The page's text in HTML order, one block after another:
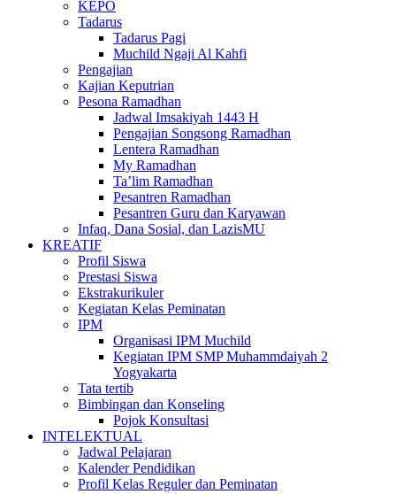
KEPO
Tadarus
Tadarus Pagi
Muchild Ngaji Al Kahfi
Pengajian
Kajian Keputrian
Pesona Ramadhan
Jadwal Imsakiyah 1443 H
Pengajian Songsong Ramadhan
Lentera Ramadhan
My Ramadhan
Ta’lim Ramadhan
Pesantren Ramadhan
Pesantren Guru dan Karyawan
Infaq, Dana Sosial, dan LazisMU
KREATIF
Profil Siswa
Prestasi Siswa
Ekstrakurikuler
Kegiatan Kelas Peminatan
IPM
Organisasi IPM Muchild
Kegiatan IPM SMP Muhammdaiyah 2
Yogyakarta
Tata tertib
Bimbingan dan Konseling
Pojok Konsultasi
INTELEKTUAL
Jadwal Pelajaran
Kalender Pendidikan
Profil Kelas Reguler dan Peminatan